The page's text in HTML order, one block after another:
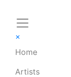
×
Home
Artists